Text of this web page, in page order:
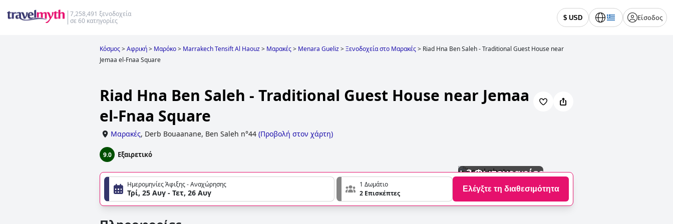
7,258,491 ξενοδοχεία
σε 60 κατηγορίες
$ USD Είσοδος
Κόσμος>Αφρική> Μαρόκο> Marrakech Tensift Al Haouz> Μαρακές> Menara Gueliz>Ξενοδοχεία στο Μαρακές> Riad Hna Ben Saleh - Traditional Guest House near
Jemaa el-Fnaa Square
Riad Hna Ben Saleh - Traditional Guest House near Jemaa
el-Fnaa Square
Μαρακές, Derb Bouaanane, Ben Saleh n°44 (Προβολή στον χάρτη)
9.0 Εξαιρετικό
+3 Φωτογραφίες
Ημερομηνίες Άφιξης - Αναχώρησης
Τρί, 25 Αυγ - Τετ, 26 Αυγ
1 Δωμάτιο
2 Επισκέπτες
Ελέγξτε τη διαθεσιμότητα